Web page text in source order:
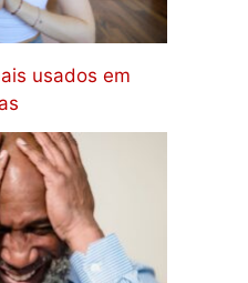
usados em